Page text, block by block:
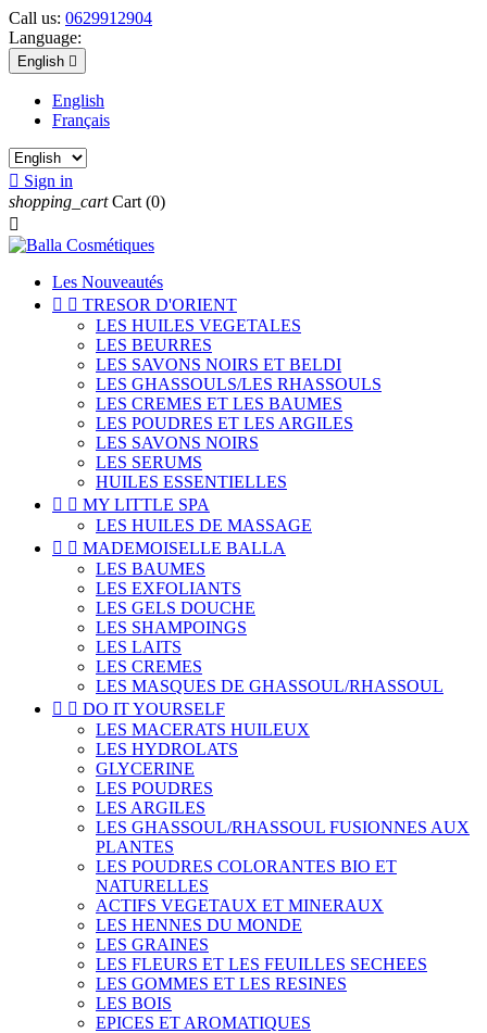
Call us: 0629912904
Language:
English 
English
Français
 Sign in
shopping_cart Cart (0)

Les Nouveautés
  TRESOR D'ORIENT
LES HUILES VEGETALES
LES BEURRES
LES SAVONS NOIRS ET BELDI
LES GHASSOULS/LES RHASSOULS
LES CREMES ET LES BAUMES
LES POUDRES ET LES ARGILES
LES SAVONS NOIRS
LES SERUMS
HUILES ESSENTIELLES
  MY LITTLE SPA
LES HUILES DE MASSAGE
  MADEMOISELLE BALLA
LES BAUMES
LES EXFOLIANTS
LES GELS DOUCHE
LES SHAMPOINGS
LES LAITS
LES CREMES
LES MASQUES DE GHASSOUL/RHASSOUL
  DO IT YOURSELF
LES MACERATS HUILEUX
LES HYDROLATS
GLYCERINE
LES POUDRES
LES ARGILES
LES GHASSOUL/RHASSOUL FUSIONNES AUX
PLANTES
LES POUDRES COLORANTES BIO ET
NATURELLES
ACTIFS VEGETAUX ET MINERAUX
LES HENNES DU MONDE
LES GRAINES
LES FLEURS ET LES FEUILLES SECHEES
LES GOMMES ET LES RESINES
LES BOIS
EPICES ET AROMATIQUES